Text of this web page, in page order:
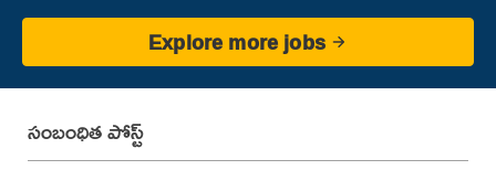
Explore more jobs
సంబంధిత పోస్ట్